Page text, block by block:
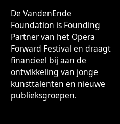
De VandenEnde
Foundation is Founding
Partner van het Opera
Forward Festival en draagt
financieel bij aan de
ontwikkeling van jonge
kunsttalenten en nieuwe
publieksgroepen.